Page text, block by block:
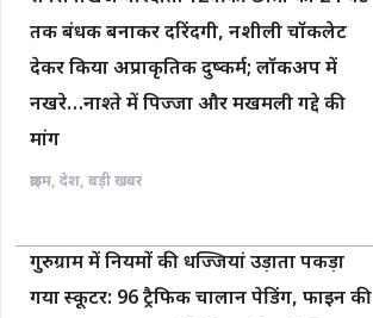
तक बंधक बनाकर दरिंदगी, नशीली चॉकलेट
देकर किया अप्राकृतिक दुष्कर्म; लॉकअप में
नखरे…नाश्ते में पिज्जा और मखमली गद्दे की
मांग
क्राइम, देश, बड़ी खबर
गुरुग्राम में नियमों की धज्जियां उड़ाता पकड़ा
गया स्कूटर: 96 ट्रैफिक चालान पेडिंग, फाइन की